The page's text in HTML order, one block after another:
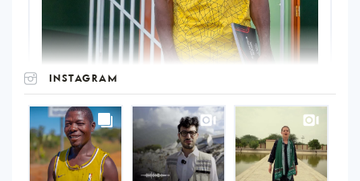
INSTAGRAM
UNOPS
on
Instagram